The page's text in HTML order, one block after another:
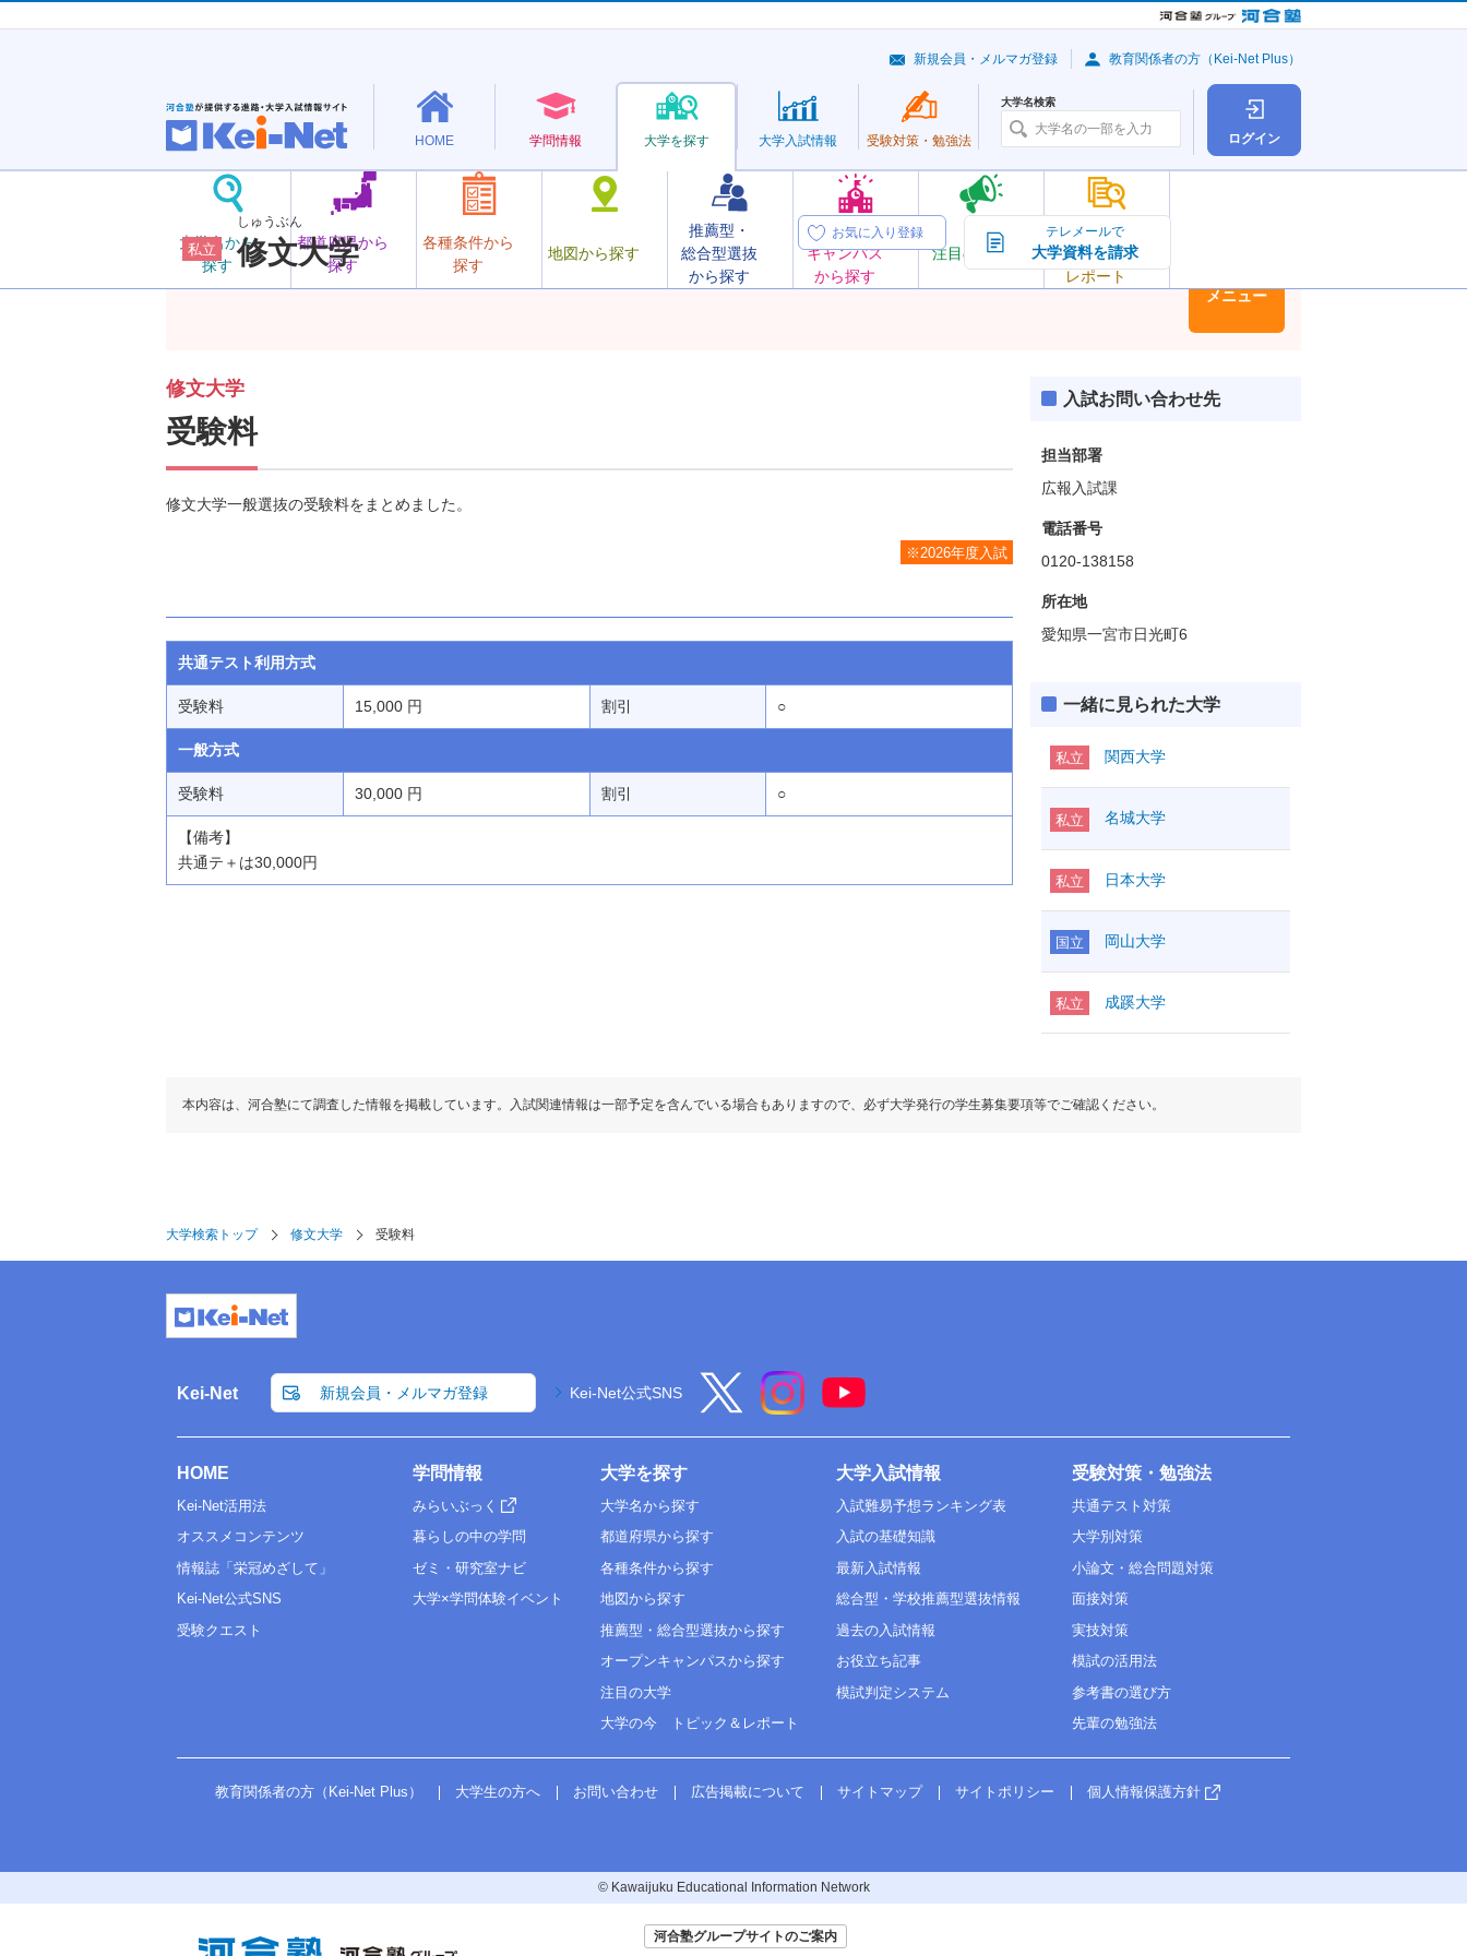
ログイン
HOME 学問情報 大学を探す
大学名から
探す
都道府県から
探す
各種条件から
探す
地図から探す
推薦型・
総合型選抜
から探す
オープン
キャンパス
から探す
注目の大学
大学の今
トピック＆
レポート
大学入試情報 受験対策・ 勉強法
大学名検索
新規会員・メルマガ登録 教育関係者の方（Kei-Net Plus）
私立
しゅうぶん
修文大学
お気に入り登録 テレメールで
大学資料を請求
メニュー
修文大学
受験料
修文大学一般選抜の受験料をまとめました。
※2026年度入試
共通テスト利用方式
受験料 15,000 円 割引 ○
一般方式
受験料 30,000 円 割引 ○
【備考】
共通テ＋は30,000円
入試お問い合わせ先
担当部署
広報入試課
電話番号
0120-138158
所在地
愛知県一宮市日光町6
一緒に見られた大学
私立 関西大学
私立 名城大学
私立 日本大学
国立 岡山大学
私立 成蹊大学
本内容は、河合塾にて調査した情報を掲載しています。入試関連情報は一部予定を含んでいる場合もありますので、必ず大学発行の学生募集要項等でご確認ください。
大学検索トップ 修文大学 受験料
Kei-Net 新規会員・メルマガ登録 Kei-Net公式SNS
HOME
Kei-Net活用法
オススメコンテンツ
情報誌「栄冠めざして」
Kei-Net公式SNS
受験クエスト
学問情報
みらいぶっく
暮らしの中の学問
ゼミ・研究室ナビ
大学×学問体験イベント
大学を探す
大学名から探す
都道府県から探す
各種条件から探す
地図から探す
推薦型・総合型選抜から探す
オープンキャンパスから探す
注目の大学
大学の今 トピック＆レポート
大学入試情報
入試難易予想ランキング表
入試の基礎知識
最新入試情報
総合型・学校推薦型選抜情報
過去の入試情報
お役立ち記事
模試判定システム
受験対策・勉強法
共通テスト対策
大学別対策
小論文・総合問題対策
面接対策
実技対策
模試の活用法
参考書の選び方
先輩の勉強法
教育関係者の方（Kei-Net Plus） 大学生の方へ お問い合わせ 広告掲載について サイトマップ サイトポリシー 個人情報保護方針
© Kawaijuku Educational Information Network
河合塾グループサイトのご案内